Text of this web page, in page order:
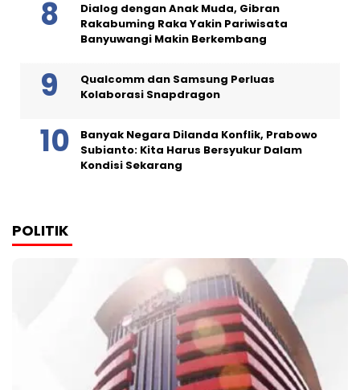
Dialog dengan Anak Muda, Gibran
Rakabuming Raka Yakin Pariwisata
Banyuwangi Makin Berkembang
Qualcomm dan Samsung Perluas
Kolaborasi Snapdragon
Banyak Negara Dilanda Konflik, Prabowo
Subianto: Kita Harus Bersyukur Dalam
Kondisi Sekarang
POLITIK